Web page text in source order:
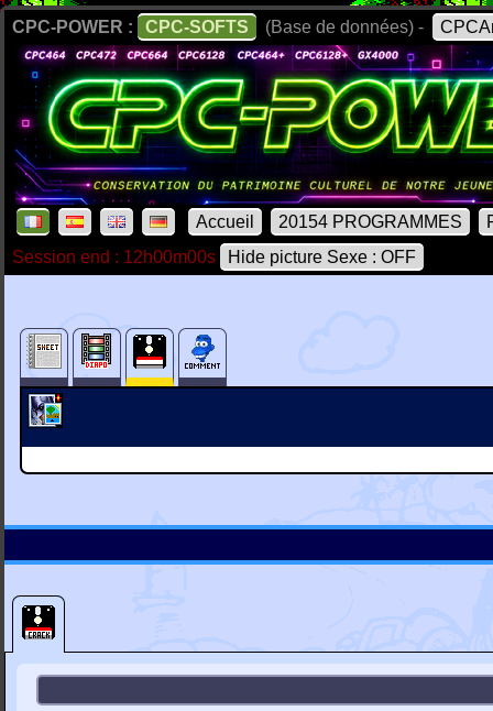
CPC-POWER : CPC-SOFTS (Base de données) -
Accueil 20154 PROGRAMMES
Session end : 12h00m00s
Hide picture Sexe : OFF